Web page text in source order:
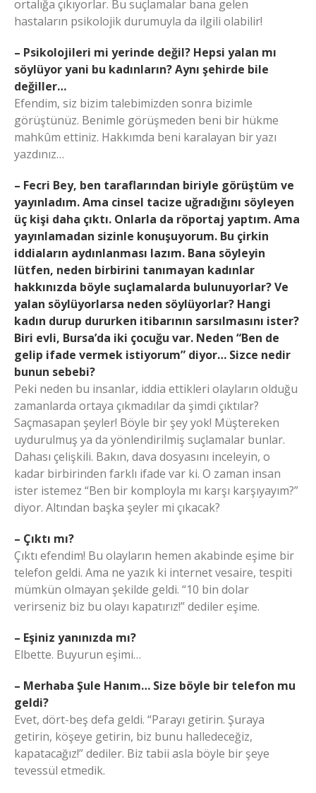
ortalığa çıkıyorlar. Bu suçlamalar bana gelen
hastaların psikolojik durumuyla da ilgili olabilir!
– Psikolojileri mi yerinde değil? Hepsi yalan mı
söylüyor yani bu kadınların? Aynı şehirde bile
değiller…
Efendim, siz bizim talebimizden sonra bizimle
görüştünüz. Benimle görüşmeden beni bir hükme
mahkûm ettiniz. Hakkımda beni karalayan bir yazı
yazdınız…
– Fecri Bey, ben taraflarından biriyle görüştüm ve
yayınladım. Ama cinsel tacize uğradığını söyleyen
üç kişi daha çıktı. Onlarla da röportaj yaptım. Ama
yayınlamadan sizinle konuşuyorum. Bu çirkin
iddiaların aydınlanması lazım. Bana söyleyin
lütfen, neden birbirini tanımayan kadınlar
hakkınızda böyle suçlamalarda bulunuyorlar? Ve
yalan söylüyorlarsa neden söylüyorlar? Hangi
kadın durup dururken itibarının sarsılmasını ister?
Biri evli, Bursa’da iki çocuğu var. Neden “Ben de
gelip ifade vermek istiyorum” diyor… Sizce nedir
bunun sebebi?
Peki neden bu insanlar, iddia ettikleri olayların olduğu
zamanlarda ortaya çıkmadılar da şimdi çıktılar?
Saçmasapan şeyler! Böyle bir şey yok! Müştereken
uydurulmuş ya da yönlendirilmiş suçlamalar bunlar.
Dahası çelişkili. Bakın, dava dosyasını inceleyin, o
kadar birbirinden farklı ifade var ki. O zaman insan
ister istemez “Ben bir komployla mı karşı karşıyayım?”
diyor. Altından başka şeyler mi çıkacak?
– Çıktı mı?
Çıktı efendim! Bu olayların hemen akabinde eşime bir
telefon geldi. Ama ne yazık ki internet vesaire, tespiti
mümkün olmayan şekilde geldi. “10 bin dolar
verirseniz biz bu olayı kapatırız!” dediler eşime.
– Eşiniz yanınızda mı?
Elbette. Buyurun eşimi…
– Merhaba Şule Hanım… Size böyle bir telefon mu
geldi?
Evet, dört-beş defa geldi. “Parayı getirin. Şuraya
getirin, köşeye getirin, biz bunu halledeceğiz,
kapatacağız!” dediler. Biz tabii asla böyle bir şeye
tevessül etmedik.